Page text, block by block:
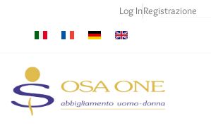
Log InRegistrazione